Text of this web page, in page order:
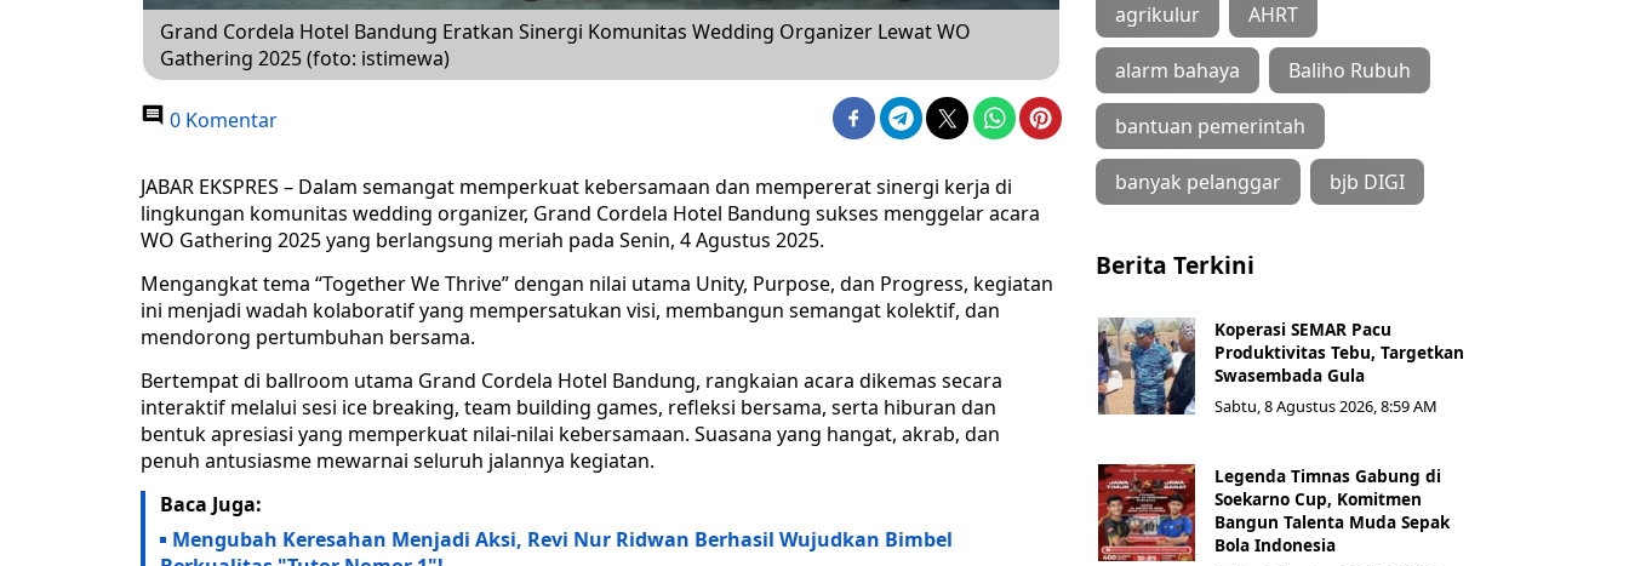
Grand Cordela Hotel Bandung Eratkan Sinergi Komunitas Wedding Organizer Lewat WO
Gathering 2025 (foto: istimewa)
0 Komentar
JABAR EKSPRES – Dalam semangat memperkuat kebersamaan dan mempererat sinergi kerja di
lingkungan komunitas wedding organizer, Grand Cordela Hotel Bandung sukses menggelar acara
WO Gathering 2025 yang berlangsung meriah pada Senin, 4 Agustus 2025.
Mengangkat tema “Together We Thrive” dengan nilai utama Unity, Purpose, dan Progress, kegiatan
ini menjadi wadah kolaboratif yang mempersatukan visi, membangun semangat kolektif, dan
mendorong pertumbuhan bersama.
Bertempat di ballroom utama Grand Cordela Hotel Bandung, rangkaian acara dikemas secara
interaktif melalui sesi ice breaking, team building games, refleksi bersama, serta hiburan dan
bentuk apresiasi yang memperkuat nilai-nilai kebersamaan. Suasana yang hangat, akrab, dan
penuh antusiasme mewarnai seluruh jalannya kegiatan.
Baca Juga:
Mengubah Keresahan Menjadi Aksi, Revi Nur Ridwan Berhasil Wujudkan Bimbel
agrikulur AHRT
alarm bahaya Baliho Rubuh
bantuan pemerintah
banyak pelanggar bjb DIGI
Berita Terkini
Koperasi SEMAR Pacu
Produktivitas Tebu, Targetkan
Swasembada Gula
Sabtu, 8 Agustus 2026, 8:59 AM
Legenda Timnas Gabung di
Soekarno Cup, Komitmen
Bangun Talenta Muda Sepak
Bola Indonesia